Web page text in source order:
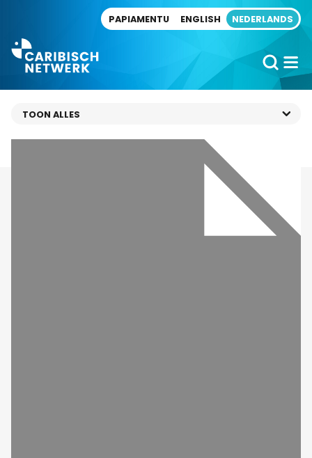
PAPIAMENTU ENGLISH NEDERLANDS